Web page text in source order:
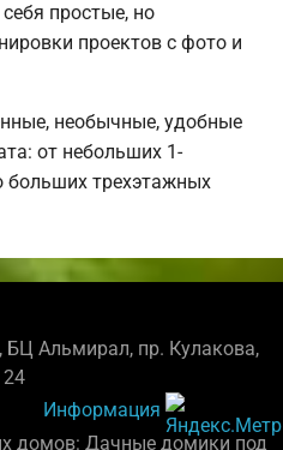
простые, но
проектов с фото и
необычные, удобные
от небольших 1-
трехэтажных
БЦ Альмирал, пр. Кулакова,
24
Информация
домов: Дачные домики под